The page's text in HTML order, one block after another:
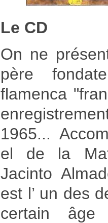
Le CD
On ne
père
flamenca
1965...
el de la
Jacinto
est l’ un des
certain